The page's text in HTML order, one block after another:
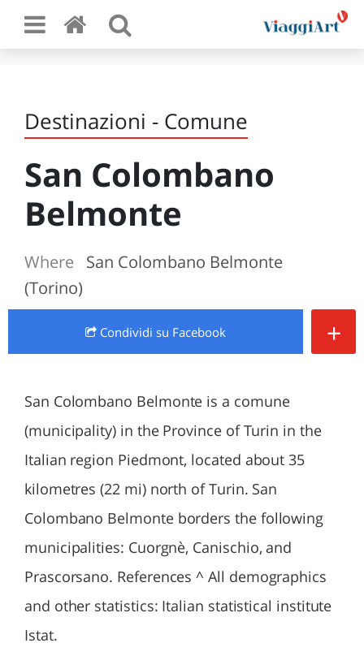
Destinazioni - Comune
San Colombano
Belmonte
Where
San Colombano Belmonte
(Torino)
Condividi su Facebook +
San Colombano Belmonte is a comune
(municipality) in the Province of Turin in the
Italian region Piedmont, located about 35
kilometres (22 mi) north of Turin. San
Colombano Belmonte borders the following
municipalities: Cuorgnè, Canischio, and
Prascorsano. References ^ All demographics
and other statistics: Italian statistical institute
Istat.